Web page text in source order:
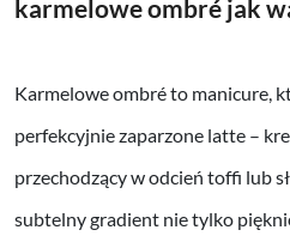
karmelowe ombré jak
Karmelowe ombré to manicure,
perfekcyjnie zaparzone latte –
przechodzący w odcień toffi lub
subtelny gradient nie tylko